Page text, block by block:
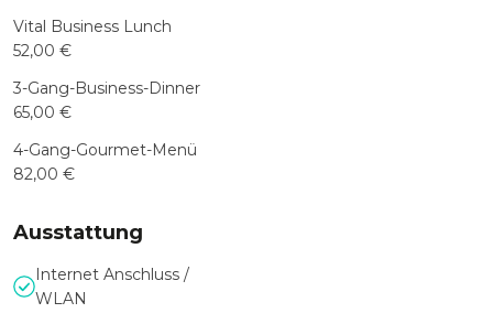
Vital Business Lunch
52,00 €
3-Gang-Business-Dinner
65,00 €
4-Gang-Gourmet-Menü
82,00 €
Ausstattung
Internet Anschluss /
WLAN